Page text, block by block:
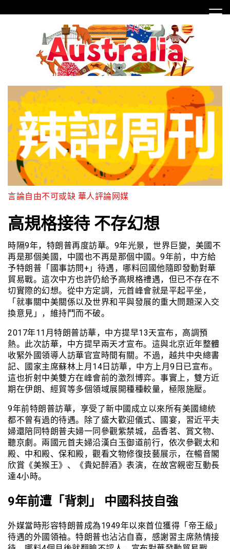
to
言論自由不可或缺 華人評論网媒
高規格接待 不存幻想
時隔9年，特朗普再度訪華。9年光景，世界巨變，美國不
再是那個美國，中國也不再是那個中國。9年前，中方給
予特朗普「國事訪問+」待遇，哪料回國他隨即發動對華
貿易戰。這次中方也許仍給予高規格禮遇，但已不存在不
切實際的幻想。從中方定調，元首峰會就是平起平坐，
「就事關中美關係以及世界和平與發展的重大問題深入交
換意見」，維持鬥而不破。
2017年11月特朗普訪華，中方提早13天宣布，高調預
熱。此次訪華，中方提早兩天才宣布。這與北京近年整體
收緊外國領導人訪華官宣時間有關。不過，越共中央總書
記、國家主席蘇林上月14日訪華，中方上月9日已宣布。
這也折射中美雙方在峰會前的激烈博弈。事實上，雙方近
期在伊朗、經貿等多個領域展開種種較量，極限施壓。
9年前特朗普訪華，享受了新中國成立以來所有美國總統
都不曾有過的待遇。除了盛大歡迎儀式、國宴，習近平夫
婦還陪同特朗普夫婦一同參觀紫禁城，品香茗、賞文物、
聽京劇。兩國元首夫婦沿漢白玉御道前行，依次參觀太和
殿、中和殿、保和殿，觀看文物修復技藝展示，在暢音閣
欣賞《美猴王》、《貴妃醉酒》表演，在故宮親密互動長
達4小時。
9年前遭「背刺」 中國科技自強
外媒當時形容特朗普成為1949年以來首位獲得「帝王級」
待遇的外國領袖。特朗普也沾沾自喜，感謝習主席熱情接